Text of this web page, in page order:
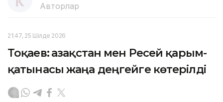
Авторлар
21:47, 25 Шілде 2026
Тоқаев: Қазақстан мен Ресей қарым-
қатынасы жаңа деңгейге көтерілді